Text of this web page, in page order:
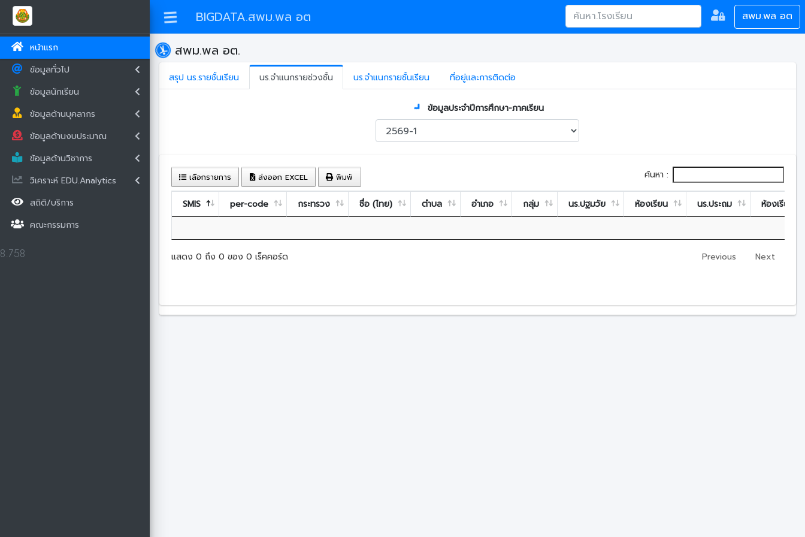
BIGDATA.สพม.พล อต สพม.พล อต
หน้าแรก
ข้อมูลทั่วไป
ข้อมูลนักเรียน
ข้อมูลด้านบุคลากร
ข้อมูลด้านงบประมาณ
ข้อมูลด้านวิชาการ
วิเคราะห์ EDU.Analytics
สถิติ/บริการ
คณะกรรมการ
8.758
สพม.พล อต.
สรุป นร.รายชั้นเรียน นร.จำแนกรายช่วงชั้น นร.จำแนกรายชั้นเรียน ที่อยู่และการติดต่อ
ข้อมูลประจำปีการศึกษา-ภาคเรียน
เลือกรายการ ส่งออก EXCEL พิมพ์ ค้นหา :
SMIS per-code กระทรวง ชื่อ (ไทย) ตำบล อำเภอ กลุ่ม นร.ปฐมวัย ห้องเรียน นร.ประถม ห้องเรียน
แสดง 0 ถึง 0 ของ 0 เร็คคอร์ด Previous Next